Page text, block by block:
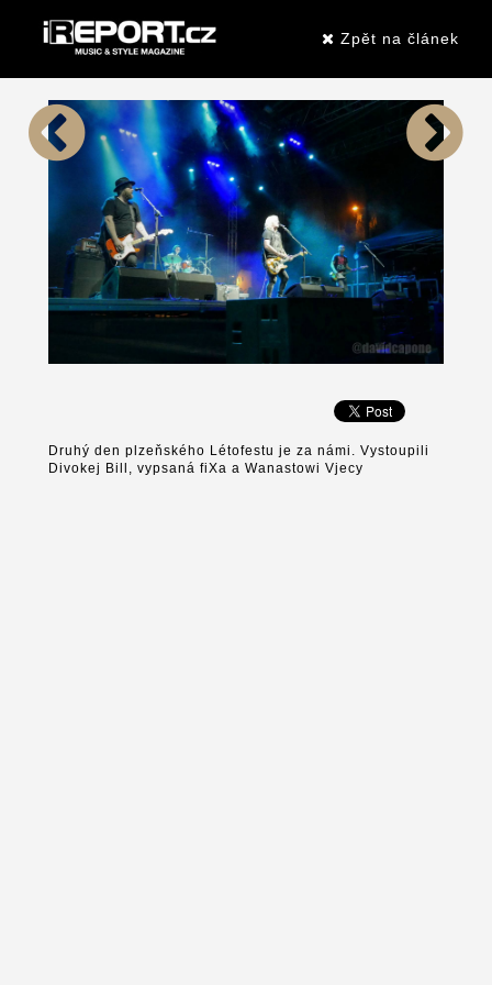
Zpět na článek
Druhý den plzeňského Létofestu je za námi. Vystoupili
Divokej Bill, vypsaná fiXa a Wanastowi Vjecy